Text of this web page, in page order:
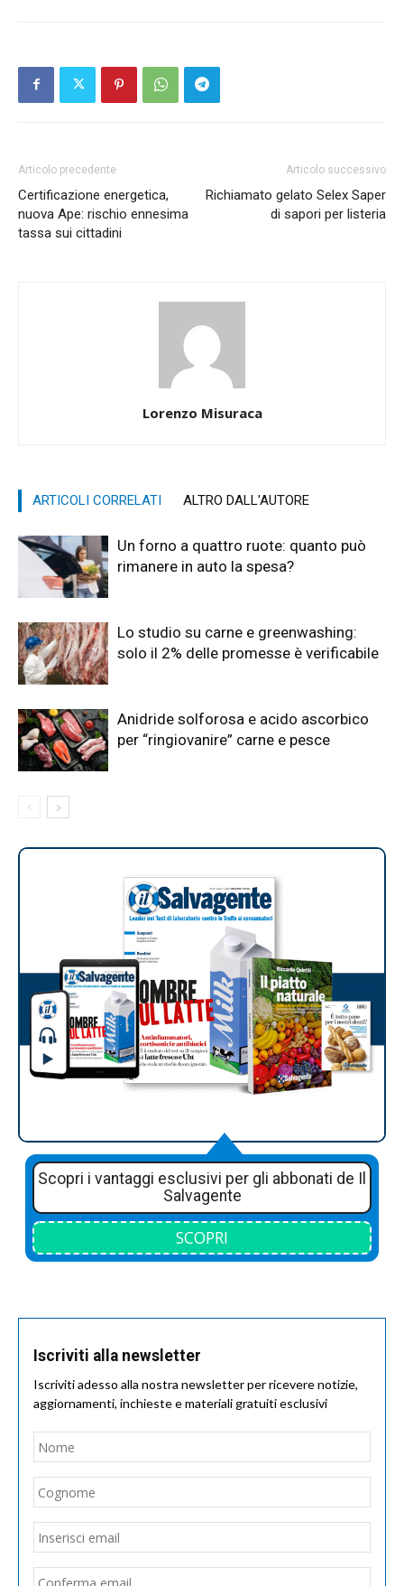
Articolo precedente
Certificazione energetica,
nuova Ape: rischio ennesima
tassa sui cittadini
Articolo successivo
Richiamato gelato Selex Saper
di sapori per listeria
Lorenzo Misuraca
ARTICOLI CORRELATI ALTRO DALL'AUTORE
Un forno a quattro ruote: quanto può
rimanere in auto la spesa?
Lo studio su carne e greenwashing:
solo il 2% delle promesse è verificabile
Anidride solforosa e acido ascorbico
per “ringiovanire” carne e pesce
Scopri i vantaggi esclusivi per gli abbonati de Il
Salvagente
SCOPRI
Iscriviti alla newsletter
Iscriviti adesso alla nostra newsletter per ricevere notizie,
aggiornamenti, inchieste e materiali gratuiti esclusivi
Nome
Email